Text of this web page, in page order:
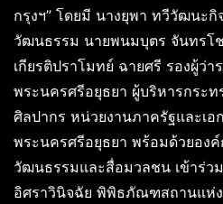
กรุงฯ” โดยมี นางยุพา ทวีวัฒนะกิ
วัฒนธรรม นายพนมบุตร จันทรโ
เกียรติปราโมทย์ ฉายศรี รองผู้ว่า
พระนครศรีอยุธยา ผู้บริหารกระ
ศิลปากร หน่วยงานภาครัฐและเอ
พระนครศรีอยุธยา พร้อมด้วยอง
วัฒนธรรมและสื่อมวลชน เข้าร่ว
อิศราวินิจฉัย พิพิธภัณฑสถานแห่